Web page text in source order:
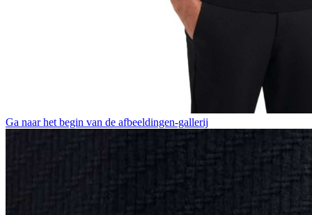
Ga naar het begin van de afbeeldingen-gallerij